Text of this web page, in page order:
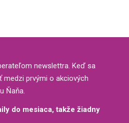
newslettra. Keď sa
medzi prvými o akciových
Ňaňa.
do mesiaca, takže žiadny